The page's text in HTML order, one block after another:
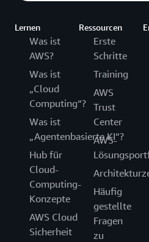
Lernen
Was ist
AWS?
Was ist
„Cloud
Computing“?
Was ist
„Agentenbasierte KI“?
Hub für
Cloud-
Computing-
Konzepte
AWS Cloud
Sicherheit
Ressourcen
Erste
Schritte
Training
AWS
Trust
Center
AWS-
Häufig
gestellte
Fragen
zu